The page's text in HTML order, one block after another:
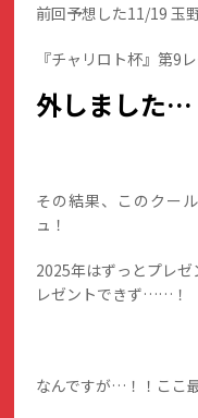
前回予想した11/19 玉
『チャリロト杯』第
外しました…
その結果、このクー
ュ！
2025年はずっとプレ
レゼントできず……！
なんですが…！！ここ